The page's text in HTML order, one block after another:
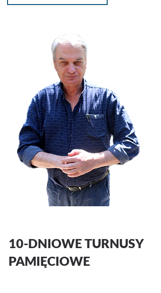
10-DNIOWE TURNUSY
PAMIĘCIOWE